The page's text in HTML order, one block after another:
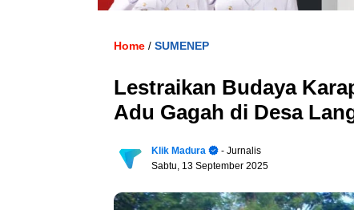
Home / SUMENEP
Lestraikan Budaya
Adu Gagah di Desa
Klik Madura
- Jurnalis
Sabtu, 13 September 2025